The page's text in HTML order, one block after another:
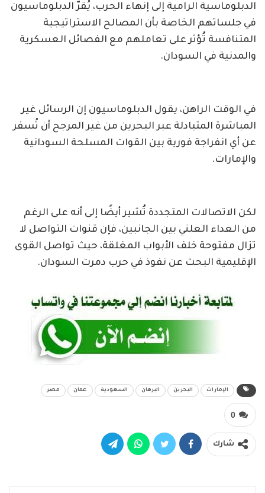
الدبلوماسية الرامية إلى إنهاء الحرب، يُقرّ الدبلوماسيون
في جلساتهم الخاصة بأن المصالح الاستراتيجية
المتنافسة تُؤثر على تعاملهم مع الفصائل العسكرية
والمدنية في السودان.
في الوقت الراهن، يقول الدبلوماسيون إن الرسائل غير
المباشرة المتبادلة عبر البحرين من غير المرجح أن تُسفر
عن أي انفراجة فورية بين القوات المسلحة السودانية
والإمارات.
لكن الاتصالات المتجددة تُشير أيضًا إلى أنه على الرغم
من العداء العلني بين الجانبين، فإن قنوات التواصل لا
تزال مفتوحة خلف الأبواب المغلقة، حيث تواصل القوى
الإقليمية البحث عن نفوذ في حرب دمرت السودان.
الإمارات البحرين البرهان السعودية عمان مصر
0
شارك